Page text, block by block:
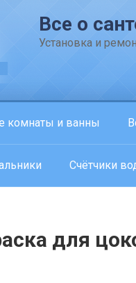
Все о
Установка и
комнаты и ванны
Счётчики
для